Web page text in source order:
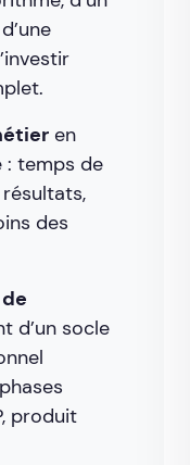
en
: temps de
des
d’un socle
produit